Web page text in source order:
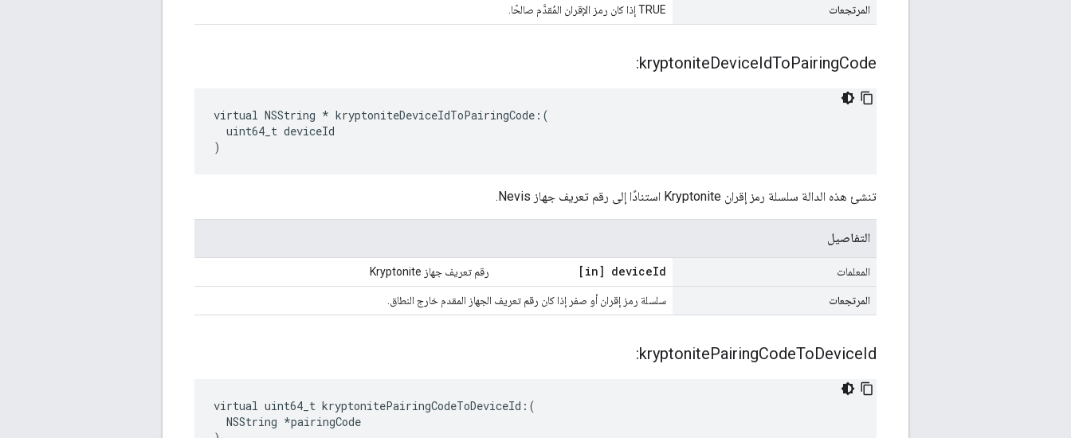
المرتجعات TRUE إذا كان رمز الإقران المُقدَّم صالحًا.
kryptoniteDeviceIdToPairingCode:
virtual NSString * kryptoniteDeviceIdToPairingCode:(
  uint64_t deviceId
)
تنشئ هذه الدالة سلسلة رمز إقران Kryptonite استنادًا إلى رقم تعريف جهاز Nevis.
التفاصيل
المعلمات [in] deviceId رقم تعريف جهاز Kryptonite
المرتجعات سلسلة رمز إقران أو صفر إذا كان رقم تعريف الجهاز المقدم خارج النطاق.
kryptonitePairingCodeToDeviceId:
virtual uint64_t kryptonitePairingCodeToDeviceId:(
  NSString *pairingCode